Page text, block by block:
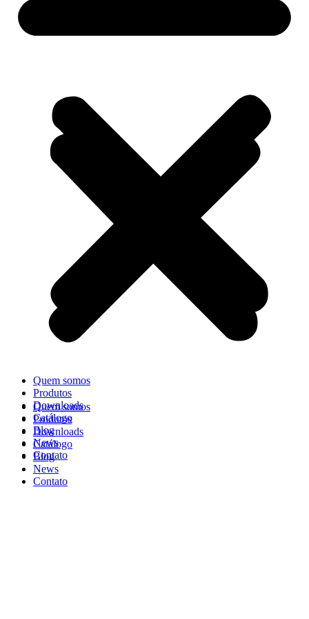
Quem somos
Produtos
Downloads
Catálogo
Blog
News
Contato
Quem somos
Produtos
Downloads
Catálogo
Blog
News
Contato